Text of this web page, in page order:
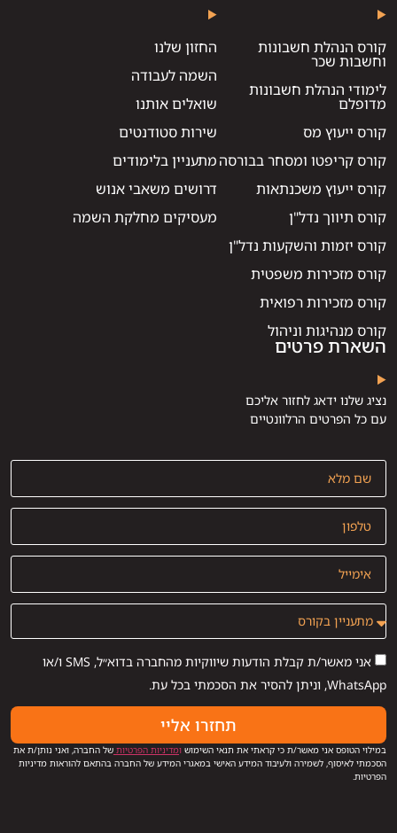
קורס הנהלת חשבונות
וחשבות שכר
לימודי הנהלת חשבונות
מדופלם
קורס ייעוץ מס
קורס קריפטו ומסחר בבורסה
קורס ייעוץ משכנתאות
קורס תיווך נדל"ן
קורס יזמות והשקעות נדל"ן
קורס מזכירות משפטית
קורס מזכירות רפואית
קורס מנהיגות וניהול
החזון שלנו
השמה לעבודה
שואלים אותנו
שירות סטודנטים
מתעניין בלימודים
דרושים משאבי אנוש
מעסיקים מחלקת השמה
השארת פרטים
נציג שלנו ידאג לחזור אליכם
עם כל הפרטים הרלוונטיים
אני מאשר/ת קבלת הודעות שיווקיות מהחברה בדוא״ל, SMS ו/או
WhatsApp, וניתן להסיר את הסכמתי בכל עת.
תחזרו אליי
במילוי הטופס אני מאשר/ת כי קראתי את תנאי השימוש ומדיניות הפרטיות של החברה, ואני נותן/ת את
הסכמתי לאיסוף, לשמירה ולעיבוד המידע האישי במאגרי המידע של החברה בהתאם להוראות מדיניות
הפרטיות.